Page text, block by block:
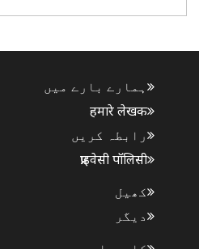
ہمارے بارے میں
हमारे लेखक
رابطہ کریں
प्राइवेसी पॉलिसी
کھیل
دیگر